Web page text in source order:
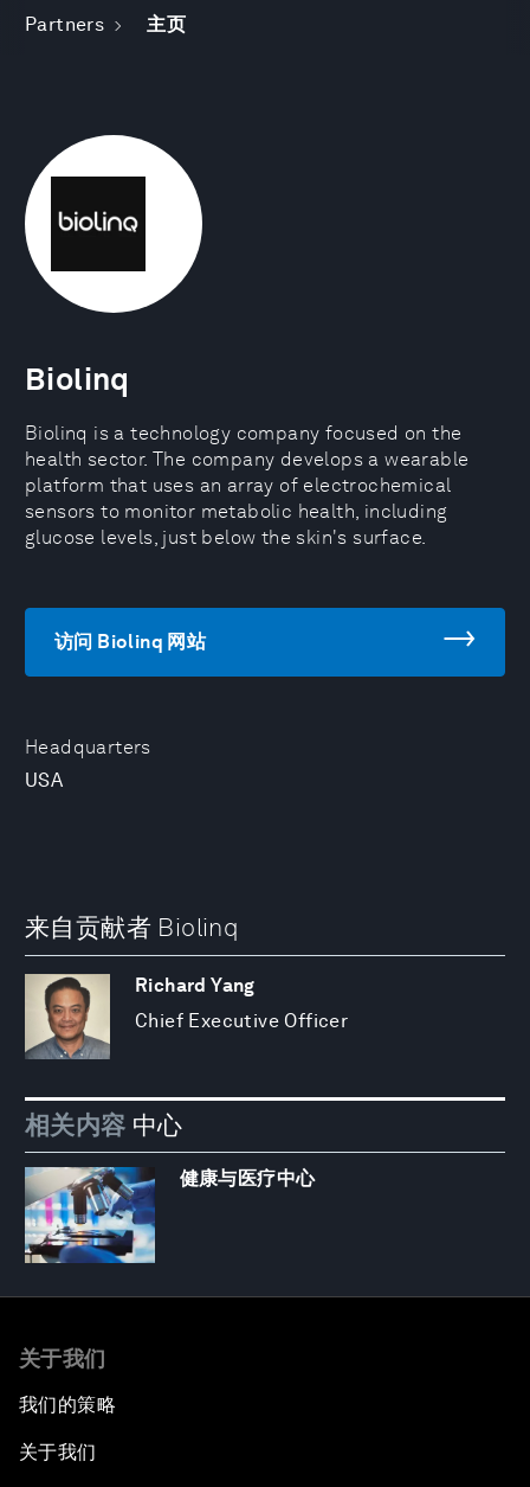
Partners 主页
Headquarters
USA
Biolinq
Biolinq is a technology company focused on the
health sector. The company develops a wearable
platform that uses an array of electrochemical
sensors to monitor metabolic health, including
glucose levels, just below the skin's surface.
访问 Biolinq 网站
来自贡献者 Biolinq
Richard Yang
Chief Executive Officer
相关内容 中心
健康与医疗中心
关于我们
我们的策略
关于我们